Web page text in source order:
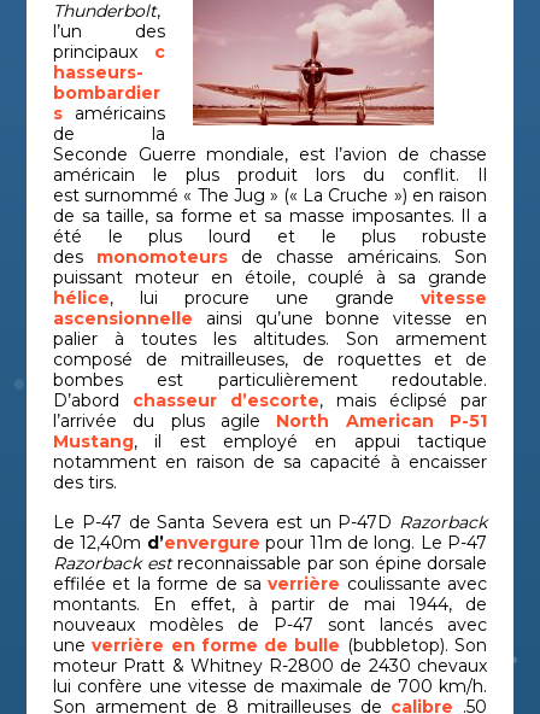
Thunderbolt,
l’un des
principaux c
hasseurs-
bombardier
s américains
de la
Seconde Guerre mondiale, est l’avion de chasse
américain le plus produit lors du conflit. Il
est surnommé « The Jug » (« La Cruche ») en raison
de sa taille, sa forme et sa masse imposantes. Il a
été le plus lourd et le plus robuste
des monomoteurs de chasse américains. Son
puissant moteur en étoile, couplé à sa grande
hélice, lui procure une grande vitesse
ascensionnelle ainsi qu’une bonne vitesse en
palier à toutes les altitudes. Son armement
composé de mitrailleuses, de roquettes et de
bombes est particulièrement redoutable.
D’abord chasseur d’escorte, mais éclipsé par
l’arrivée du plus agile North American P-51
Mustang, il est employé en appui tactique
notamment en raison de sa capacité à encaisser
des tirs.
Le P-47 de Santa Severa est un P-47D Razorback
de 12,40m d’envergure pour 11m de long. Le P-47
Razorback estreconnaissable par son épine dorsale
effilée et la forme de saverrière coulissante avec
montants. En effet, à partir de mai 1944, de
nouveaux modèles de P-47 sont lancés avec
uneverrière en forme de bulle (bubbletop). Son
moteur Pratt & Whitney R-2800 de 2430 chevaux
lui confère une vitesse de maximale de 700 km/h.
Son armement de 8 mitrailleuses de calibre .50